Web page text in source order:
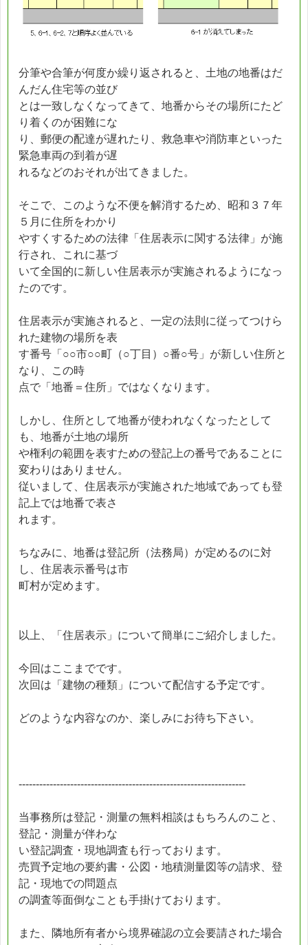
分筆や合筆が何度か繰り返されると、土地の地番はだ
んだん住宅等の並び
とは一致しなくなってきて、地番からその場所にたど
り着くのが困難にな
り、郵便の配達が遅れたり、救急車や消防車といった
緊急車両の到着が遅
れるなどのおそれが出てきました。
そこで、このような不便を解消するため、昭和３７年
５月に住所をわかり
やすくするための法律「住居表示に関する法律」が施
行され、これに基づ
いて全国的に新しい住居表示が実施されるようになっ
たのです。
住居表示が実施されると、一定の法則に従ってつけら
れた建物の場所を表
す番号「○○市○○町（○丁目）○番○号」が新しい住所と
なり、この時
点で「地番＝住所」ではなくなります。
しかし、住所として地番が使われなくなったとして
も、地番が土地の場所
や権利の範囲を表すための登記上の番号であることに
変わりはありません。
従いまして、住居表示が実施された地域であっても登
記上では地番で表さ
れます。
ちなみに、地番は登記所（法務局）が定めるのに対
し、住居表示番号は市
町村が定めます。
以上、「住居表示」について簡単にご紹介しました。
今回はここまでです。
次回は「建物の種類」について配信する予定です。
どのような内容なのか、楽しみにお待ち下さい。
------------------------------------------------------------------
当事務所は登記・測量の無料相談はもちろんのこと、
登記・測量が伴わな
い登記調査・現地調査も行っております。
売買予定地の要約書・公図・地積測量図等の請求、登
記・現地での問題点
の調査等面倒なことも手掛けております。
また、隣地所有者から境界確認の立会要請された場合